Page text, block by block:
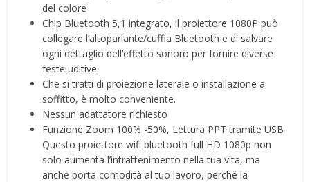
del colore
Chip Bluetooth 5,1 integrato, il proiettore 1080P può
collegare l’altoparlante/cuffia Bluetooth e di salvare
ogni dettaglio dell’effetto sonoro per fornire diverse
feste uditive.
Che si tratti di proiezione laterale o installazione a
soffitto, è molto conveniente.
Nessun adattatore richiesto
Funzione Zoom 100% -50%, Lettura PPT tramite USB
Questo proiettore wifi bluetooth full HD 1080p non
solo aumenta l’intrattenimento nella tua vita, ma
anche porta comodità al tuo lavoro, perché la